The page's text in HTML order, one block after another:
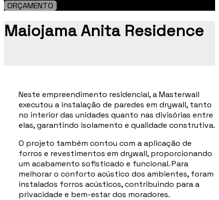
ORÇAMENTO
Maiojama Anita Residence
Neste empreendimento residencial, a Masterwall
executou a instalação de paredes em drywall, tanto
no interior das unidades quanto nas divisórias entre
elas, garantindo isolamento e qualidade construtiva.
O projeto também contou com a aplicação de
forros e revestimentos em drywall, proporcionando
um acabamento sofisticado e funcional. Para
melhorar o conforto acústico dos ambientes, foram
instalados forros acústicos, contribuindo para a
privacidade e bem-estar dos moradores.